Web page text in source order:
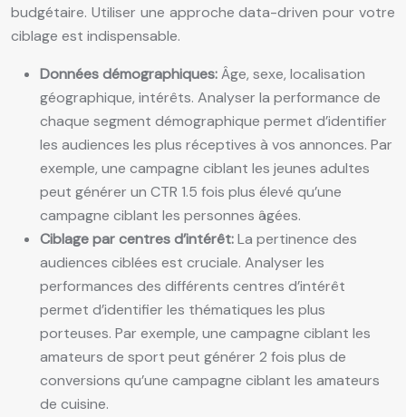
budgétaire. Utiliser une approche data-driven pour votre
ciblage est indispensable.
Données démographiques:Âge, sexe, localisation
géographique, intérêts. Analyser la performance de
chaque segment démographique permet d’identifier
les audiences les plus réceptives à vos annonces. Par
exemple, une campagne ciblant les jeunes adultes
peut générer un CTR 1.5 fois plus élevé qu’une
campagne ciblant les personnes âgées.
Ciblage par centres d’intérêt:La pertinence des
audiences ciblées est cruciale. Analyser les
performances des différents centres d’intérêt
permet d’identifier les thématiques les plus
porteuses. Par exemple, une campagne ciblant les
amateurs de sport peut générer 2 fois plus de
conversions qu’une campagne ciblant les amateurs
de cuisine.